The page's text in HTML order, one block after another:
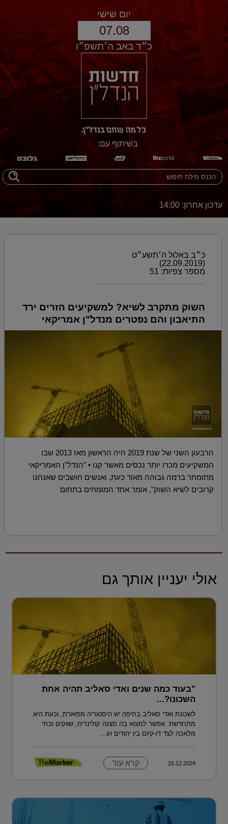
יום שישי
07.08
כ״ד באב ה׳תשפ״ו
בשיתוף עם:
עדכון אחרון: 14:00
כ״ב באלול ה׳תשע״ט
(22.09.2019)
מספר צפיות: 51
השוק מתקרב לשיא? למשקיעים הזרים ירד
התיאבון והם נפטרים מנדל"ן אמריקאי
הרבעון השני של שנת 2019 היה הראשון מאז 2013 שבו
המשקיעים מכרו יותר נכסים מאשר קנו • "הנדל"ן האמריקאי
מתומחר ברמה גבוהה מאוד כעת, ואנשים חושבים שאנחנו
קרובים לשיא השוק", אומר אחד המומחים בתחום
אולי יעניין אותך גם
"בעוד כמה שנים ואדי סאליב תהיה אחת
השכונו?...
לשכונת ואדי סאליב בחיפה יש היסטוריה מפוארת, וכעת היא
מתחדשת. אפשר למצוא בה סצנה קולינרית, שווקים ובתי
מלאכה לצד דו-קיום בין יהודים וע...
15.12.2024 קרא עוד